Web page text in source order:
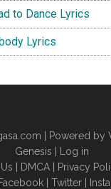
to Dance Lyrics
Lyrics
| Powered by
Genesis |
Log in
DMCA Privacy
Facebook| Twitter|